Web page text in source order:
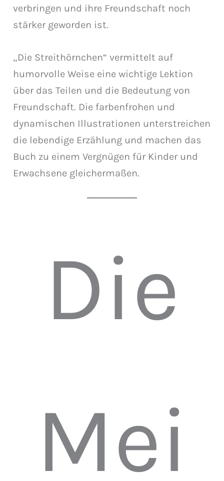
verbringen und ihre Freundschaft noch
stärker geworden ist.
„Die Streithörnchen“ vermittelt auf
humorvolle Weise eine wichtige Lektion
über das Teilen und die Bedeutung von
Freundschaft. Die farbenfrohen und
dynamischen Illustrationen unterstreichen
die lebendige Erzählung und machen das
Buch zu einem Vergnügen für Kinder und
Erwachsene gleichermaßen.
Die
Mei